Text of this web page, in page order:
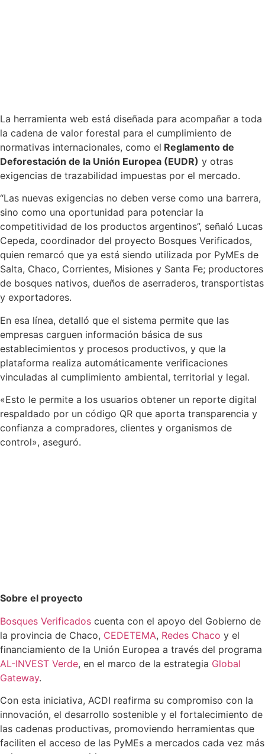
La herramienta web está diseñada para acompañar a toda
la cadena de valor forestal para el cumplimiento de
normativas internacionales, como el Reglamento de
Deforestación de la Unión Europea (EUDR) y otras
exigencias de trazabilidad impuestas por el mercado.
“Las nuevas exigencias no deben verse como una barrera,
sino como una oportunidad para potenciar la
competitividad de los productos argentinos”, señaló Lucas
Cepeda, coordinador del proyecto Bosques Verificados,
quien remarcó que ya está siendo utilizada por PyMEs de
Salta, Chaco, Corrientes, Misiones y Santa Fe; productores
de bosques nativos, dueños de aserraderos, transportistas
y exportadores.
En esa línea, detalló que el sistema permite que las
empresas carguen información básica de sus
establecimientos y procesos productivos, y que la
plataforma realiza automáticamente verificaciones
vinculadas al cumplimiento ambiental, territorial y legal.
«Esto le permite a los usuarios obtener un reporte digital
respaldado por un código QR que aporta transparencia y
confianza a compradores, clientes y organismos de
control», aseguró.
Sobre el proyecto
Bosques Verificados cuenta con el apoyo del Gobierno de
la provincia de Chaco, CEDETEMA, Redes Chaco y el
financiamiento de la Unión Europea a través del programa
AL-INVEST Verde, en el marco de la estrategia Global
Gateway.
Con esta iniciativa, ACDI reafirma su compromiso con la
innovación, el desarrollo sostenible y el fortalecimiento de
las cadenas productivas, promoviendo herramientas que
faciliten el acceso de las PyMEs a mercados cada vez más